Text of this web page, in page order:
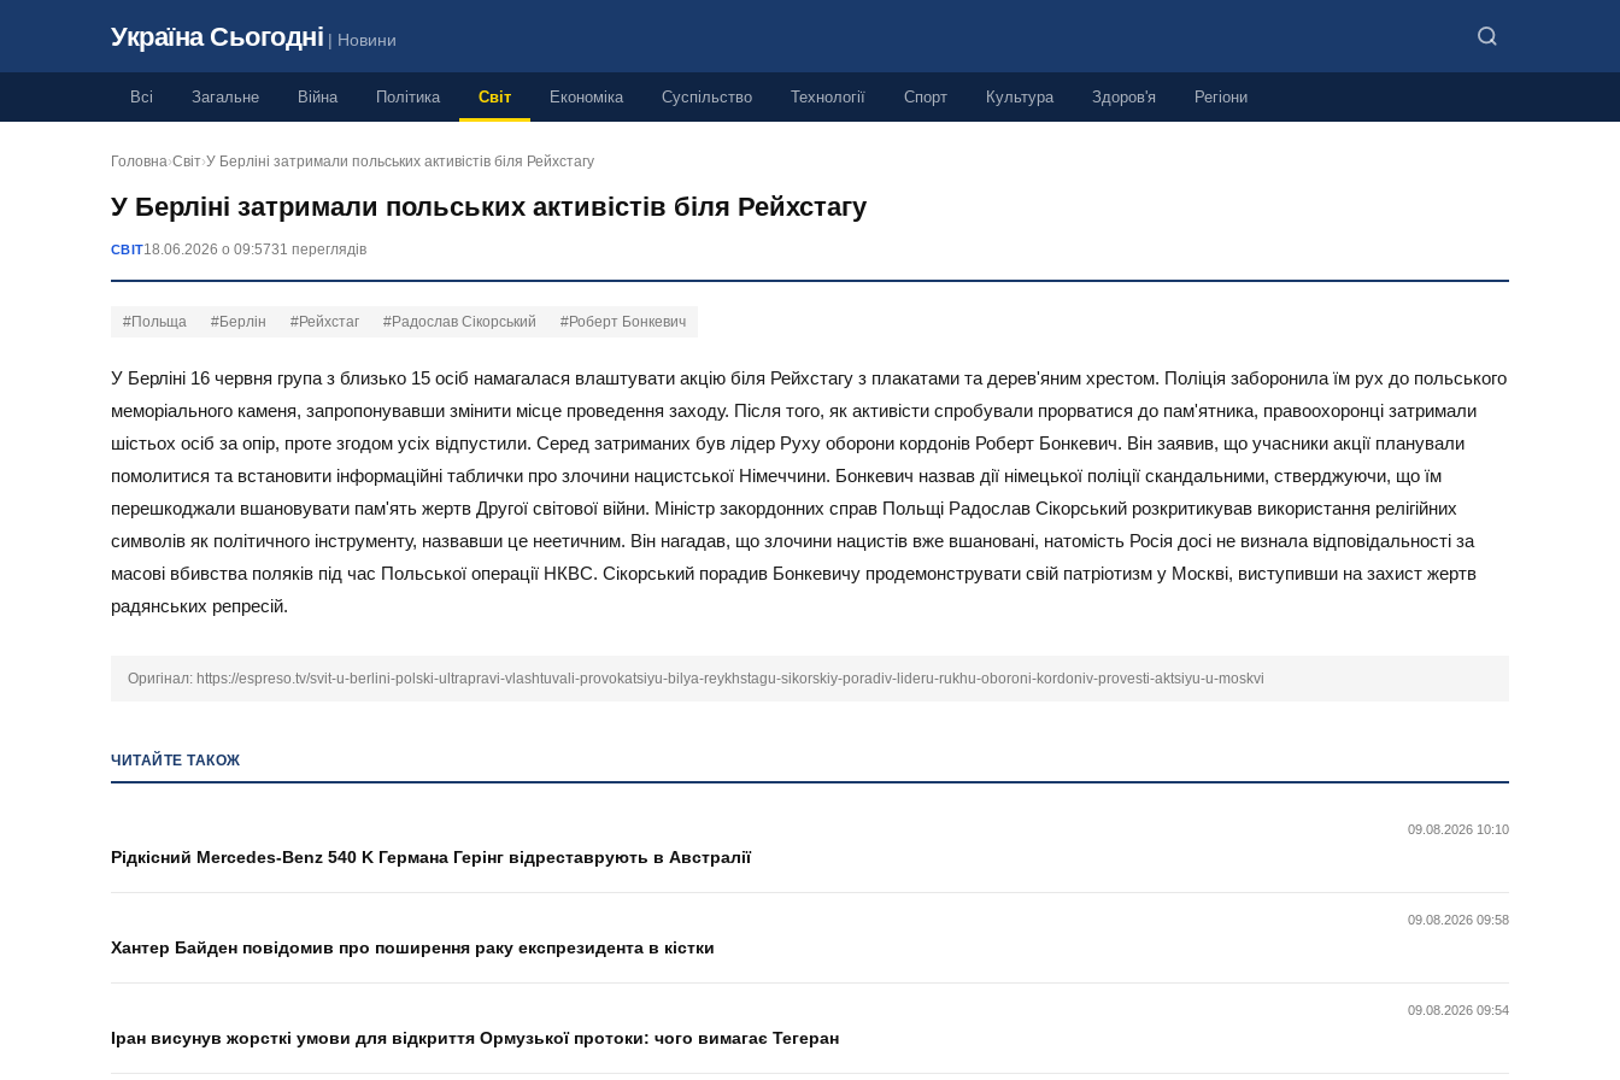
Україна Сьогодні | Новини
Всі Загальне Війна Політика Світ Економіка Суспільство Технології Спорт Культура Здоров'я Регіони
Головна›Світ›У Берліні затримали польських активістів біля Рейхстагу
У Берліні затримали польських активістів біля Рейхстагу
СВІТ18.06.2026 о 09:5731 переглядів
#Польща #Берлін #Рейхстаг #Радослав Сікорський #Роберт Бонкевич
У Берліні 16 червня група з близько 15 осіб намагалася влаштувати акцію біля Рейхстагу з плакатами та дерев'яним хрестом. Поліція заборонила їм рух до польського
меморіального каменя, запропонувавши змінити місце проведення заходу. Після того, як активісти спробували прорватися до пам'ятника, правоохоронці затримали
шістьох осіб за опір, проте згодом усіх відпустили. Серед затриманих був лідер Руху оборони кордонів Роберт Бонкевич. Він заявив, що учасники акції планували
помолитися та встановити інформаційні таблички про злочини нацистської Німеччини. Бонкевич назвав дії німецької поліції скандальними, стверджуючи, що їм
перешкоджали вшановувати пам'ять жертв Другої світової війни. Міністр закордонних справ Польщі Радослав Сікорський розкритикував використання релігійних
символів як політичного інструменту, назвавши це неетичним. Він нагадав, що злочини нацистів вже вшановані, натомість Росія досі не визнала відповідальності за
масові вбивства поляків під час Польської операції НКВС. Сікорський порадив Бонкевичу продемонструвати свій патріотизм у Москві, виступивши на захист жертв
радянських репресій.
Оригінал: https://espreso.tv/svit-u-berlini-polski-ultrapravi-vlashtuvali-provokatsiyu-bilya-reykhstagu-sikorskiy-poradiv-lideru-rukhu-oboroni-kordoniv-provesti-aktsiyu-u-moskvi
ЧИТАЙТЕ ТАКОЖ
09.08.2026 10:10
Рідкісний Mercedes-Benz 540 K Германа Герінг відреставрують в Австралії
09.08.2026 09:58
Хантер Байден повідомив про поширення раку експрезидента в кістки
09.08.2026 09:54
Іран висунув жорсткі умови для відкриття Ормузької протоки: чого вимагає Тегеран